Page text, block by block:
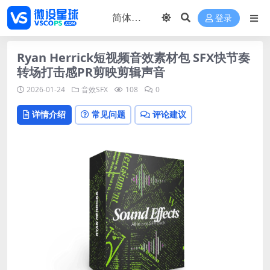
登录
Ryan Herrick短视频音效素材包 SFX快节奏
转场打击感PR剪映剪辑声音
2026-01-24 音效SFX 108 0
详情介绍 常见问题 评论建议